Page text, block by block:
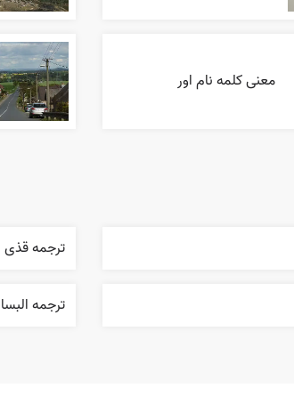
معنی کلمه نام اور
ترجمه قذی
ترجمه